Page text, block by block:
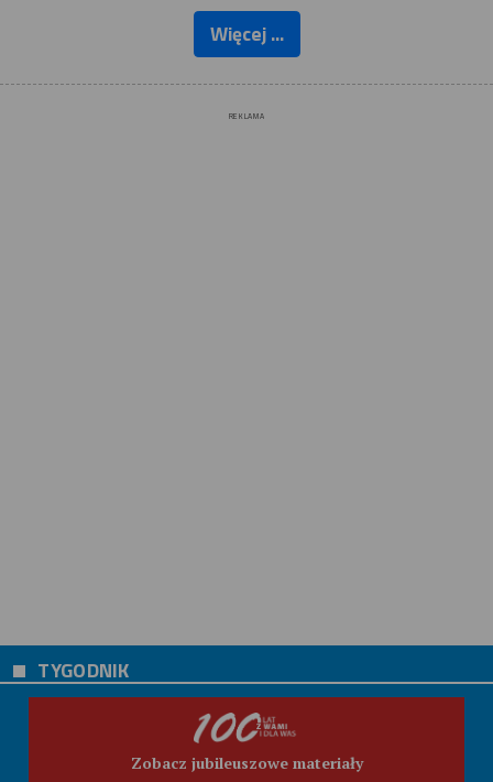
Więcej ...
REKLAMA
TYGODNIK
Zobacz jubileuszowe materiały